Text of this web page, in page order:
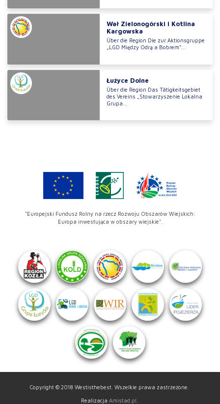
Wał Zielonogórski i Kotlina
Kargowska
Über die Region Die zur Aktionsgruppe
„LGD Między Odrą a Bobrem“...
Łużyce Dolne
Über die Region Das Tätigkeitsgebiet
des Vereins „Stowarzyszenie Lokalna
Grupa...
"Europejski Fundusz Rolny na rzecz Rozwoju Obszarów Wiejskich:
Europa inwestująca w obszary wiejskie".
Copyright © 2018 Westisthebest. Wszelkie prawa zastrzeżone.
Realizacja Amistad.pl